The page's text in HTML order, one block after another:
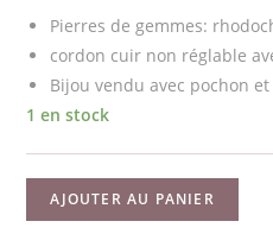
Pierres de gemmes:
cordon cuir non réglable
Bijou vendu avec pochon
1 en stock
quantité
de
AJOUTER AU PANIER